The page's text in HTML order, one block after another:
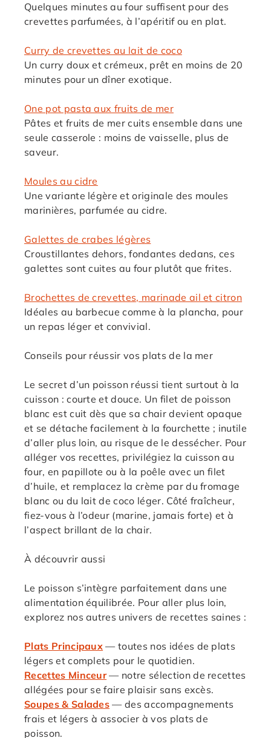
Quelques minutes au four suffisent pour des
crevettes parfumées, à l’apéritif ou en plat.
Curry de crevettes au lait de coco
Un curry doux et crémeux, prêt en moins de 20
minutes pour un dîner exotique.
One pot pasta aux fruits de mer
Pâtes et fruits de mer cuits ensemble dans une
seule casserole : moins de vaisselle, plus de
saveur.
Moules au cidre
Une variante légère et originale des moules
marinières, parfumée au cidre.
Galettes de crabes légères
Croustillantes dehors, fondantes dedans, ces
galettes sont cuites au four plutôt que frites.
Brochettes de crevettes, marinade ail et citron
Idéales au barbecue comme à la plancha, pour
un repas léger et convivial.
Conseils pour réussir vos plats de la mer
Le secret d’un poisson réussi tient surtout à la
cuisson : courte et douce. Un filet de poisson
blanc est cuit dès que sa chair devient opaque
et se détache facilement à la fourchette ; inutile
d’aller plus loin, au risque de le dessécher. Pour
alléger vos recettes, privilégiez la cuisson au
four, en papillote ou à la poêle avec un filet
d’huile, et remplacez la crème par du fromage
blanc ou du lait de coco léger. Côté fraîcheur,
fiez-vous à l’odeur (marine, jamais forte) et à
l’aspect brillant de la chair.
À découvrir aussi
Le poisson s’intègre parfaitement dans une
alimentation équilibrée. Pour aller plus loin,
explorez nos autres univers de recettes saines :
Plats Principaux — toutes nos idées de plats
légers et complets pour le quotidien.
Recettes Minceur— notre sélection de recettes
allégées pour se faire plaisir sans excès.
Soupes & Salades — des accompagnements
frais et légers à associer à vos plats de
poisson.